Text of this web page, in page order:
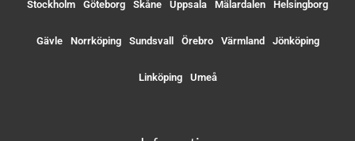
Stockholm Göteborg Skåne Uppsala Mälardalen Helsingborg
Gävle Norrköping Sundsvall Örebro Värmland Jönköping
Linköping Umeå